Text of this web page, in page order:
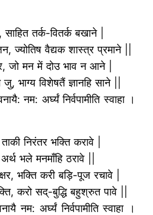
तर्क-वितर्क बखाने |
ज्योतिष वैद्यक शास्त्र प्रमाने ||
जो मन में दोउ भाव न आने |
जु, भाग्य विशेषतैं ज्ञानहि साने ||
नम: अर्घ्यं निर्वपामीति स्वाहा ।
निरंतर भक्ति करावे |
भले मनमाँहि ठरावे ||
भक्ति करी बड़ि-पूज रचावे |
करो सद्-बुद्धि बहुश्रुत पावे ||
नम: अर्घ्यं निर्वपामीति स्वाहा ।